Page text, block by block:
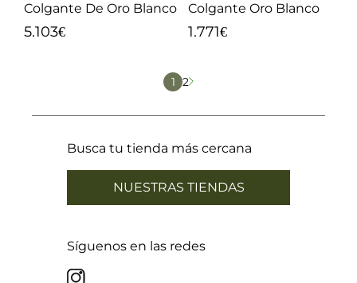
Colgante De Oro Blanco
5.103€
Colgante Oro Blanco
1.771€
1 2
Busca tu tienda más cercana
NUESTRAS TIENDAS
Síguenos en las redes